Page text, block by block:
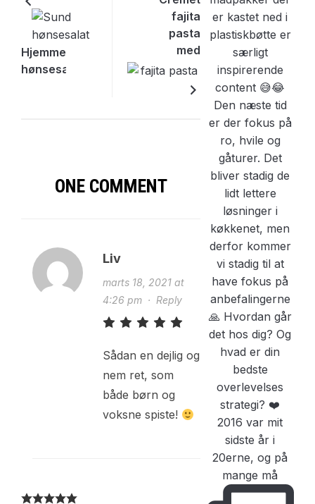
Hjemmelavet
hønsesalat
fajita
pasta
med
kylling
ONE COMMENT
Liv
marts 18, 2021 at
4:26 pm · Reply
Sådan en dejlig og
nem ret, som
både børn og
voksne spiste!
2016 var mit
sidste år i
20erne, og på
mange må